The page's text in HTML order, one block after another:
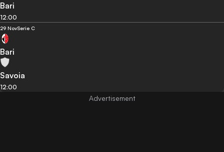
Bari
12:00
29 NovSerie C
Bari
Savoia
12:00